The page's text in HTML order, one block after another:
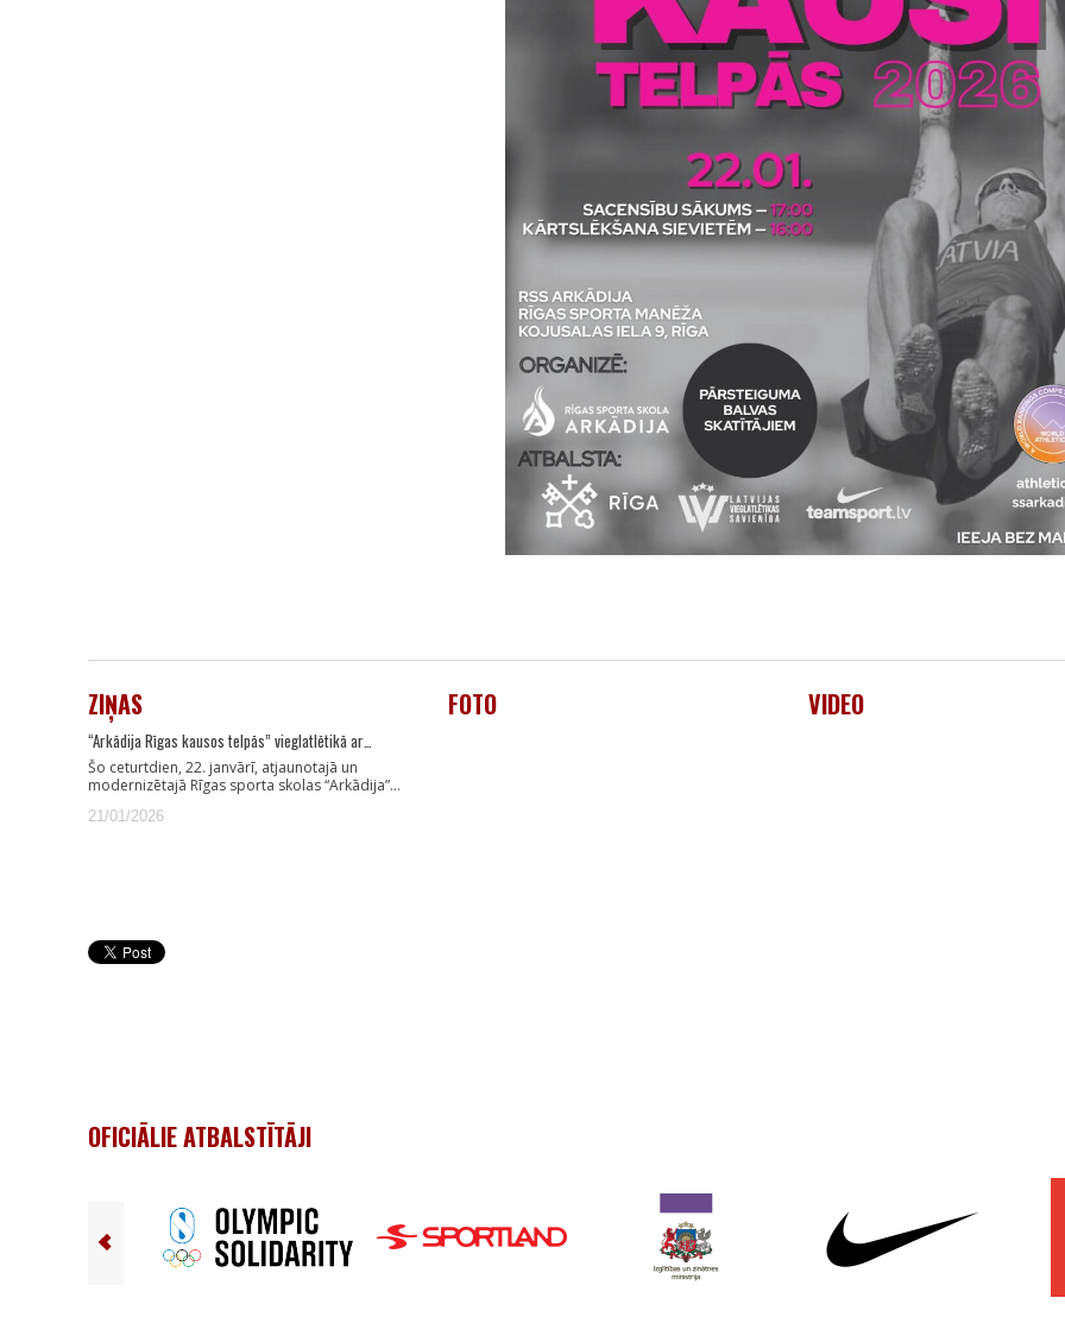
ZIŅAS
“Arkādija Rīgas kausos telpās” vieglatlētikā ar…
Šo ceturtdien, 22. janvārī, atjaunotajā un
modernizētajā Rīgas sporta skolas “Arkādija”…
21/01/2026
FOTO VIDEO
OFICIĀLIE ATBALSTĪTĀJI